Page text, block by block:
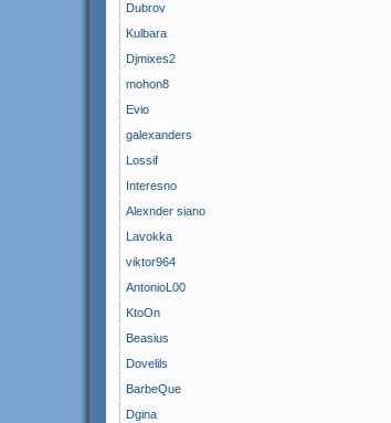
Dubrov
Kulbara
Djmixes2
mohon8
Evio
galexanders
Lossif
Interesno
Alexnder siano
Lavokka
viktor964
AntonioL00
KtoOn
Beasius
Dovelils
BarbeQue
Dgina